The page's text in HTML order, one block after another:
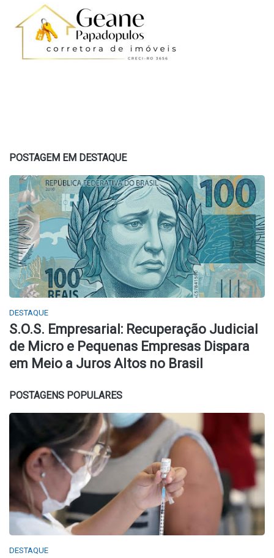
POSTAGEM EM DESTAQUE
DESTAQUE
S.O.S. Empresarial: Recuperação Judicial
de Micro e Pequenas Empresas Dispara
em Meio a Juros Altos no Brasil
POSTAGENS POPULARES
DESTAQUE